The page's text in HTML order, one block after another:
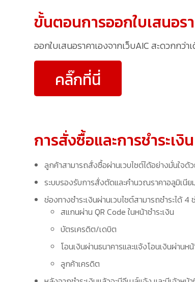
ขั้นตอนการออกใบเสนอร
ออกใบเสนอราคาเองจากเว็บAIC สะดวกกว่า
คลิ๊กที่นี่
การสั่งซื้อและการชำระเงิน
ลูกค้าสามารถสั่งซื้อผ่านเวบไซต์ได้อย่างมั่นใจด้
ระบบรองรับการสั่งตัดและคำนวณราคาอลูมิเนี
ช่องทางชำระเงินผ่านเวบไซต์สามารถชำระได้ 4
สแกนผ่าน QR Code ในหน้าชำระเงิน
บัตรเครดิต/เดบิต
โอนเงินผ่านธนาคารและแจ้งโอนเงินผ่านห
ลูกค้าเครดิต